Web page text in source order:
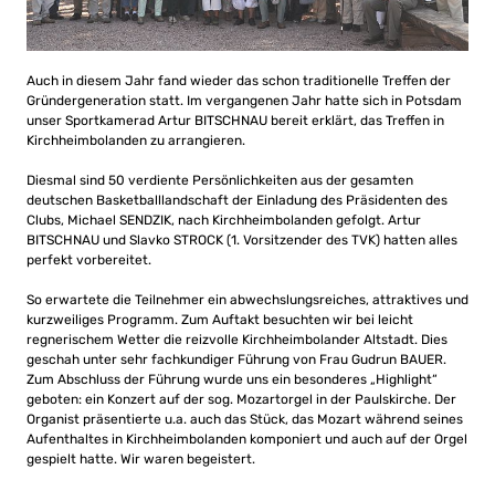
Auch in diesem Jahr fand wieder das schon traditionelle Treffen der
Gründergeneration statt. Im vergangenen Jahr hatte sich in Potsdam
unser Sportkamerad Artur BITSCHNAU bereit erklärt, das Treffen in
Kirchheimbolanden zu arrangieren.
Diesmal sind 50 verdiente Persönlichkeiten aus der gesamten
deutschen Basketballlandschaft der Einladung des Präsidenten des
Clubs, Michael SENDZIK, nach Kirchheimbolanden gefolgt. Artur
BITSCHNAU und Slavko STROCK (1. Vorsitzender des TVK) hatten alles
perfekt vorbereitet.
So erwartete die Teilnehmer ein abwechslungsreiches, attraktives und
kurzweiliges Programm. Zum Auftakt besuchten wir bei leicht
regnerischem Wetter die reizvolle Kirchheimbolander Altstadt. Dies
geschah unter sehr fachkundiger Führung von Frau Gudrun BAUER.
Zum Abschluss der Führung wurde uns ein besonderes „Highlight“
geboten: ein Konzert auf der sog. Mozartorgel in der Paulskirche. Der
Organist präsentierte u.a. auch das Stück, das Mozart während seines
Aufenthaltes in Kirchheimbolanden komponiert und auch auf der Orgel
gespielt hatte. Wir waren begeistert.